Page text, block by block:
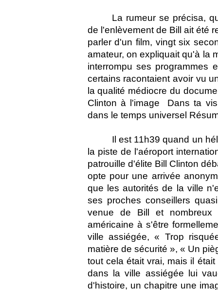
La rumeur se précisa,
de l'enlèvement de Bill ait été
parler d'un film, vingt six
amateur, on expliquait qu'à la
interrompu ses programmes
certains racontaient avoir vu
la qualité médiocre du
Clinton à l'image  Dans ta
dans le temps universel
Il est 11h39 quand un
la piste de l'aéroport
patrouille d'élite Bill Clinton
opte pour une arrivée
que les autorités de la ville
ses proches conseillers
venue de Bill et nombreux
américaine à s'être
ville assiégée, « Trop
matière de sécurité », « Un
tout cela était vrai, mais il
dans la ville assiégée lui
d'histoire, un chapitre une